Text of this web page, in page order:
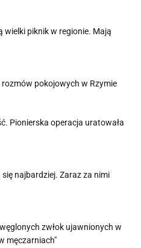
wielki piknik w regionie. Mają
pokojowych w Rzymie
Pionierska operacja uratowała
najbardziej. Zaraz za nimi
zwłok ujawnionych w
męczarniach"